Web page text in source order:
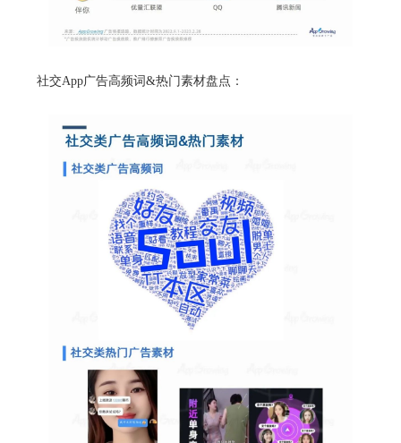
社交App广告高频词&热门素材盘点：